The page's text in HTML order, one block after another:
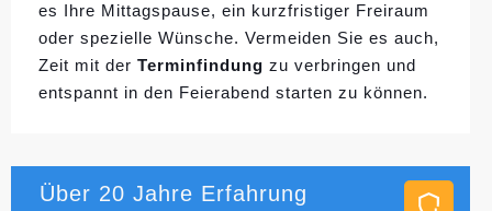
es Ihre Mittagspause, ein kurzfristiger Freiraum
oder spezielle Wünsche. Vermeiden Sie es auch,
Zeit mit der Terminfindung zu verbringen und
entspannt in den Feierabend starten zu können.
Über 20 Jahre Erfahrung